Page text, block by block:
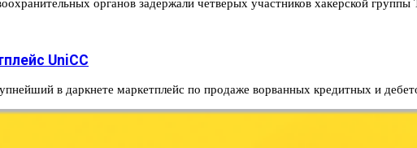
органов задержали четверых участников хакерской
UniCC
в даркнете маркетплейс по продаже ворванных кредитных и